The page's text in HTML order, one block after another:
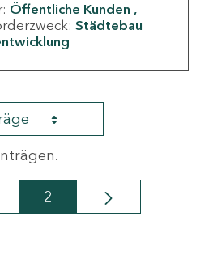
Öffentliche Kunden
Städtebau
Seite
2